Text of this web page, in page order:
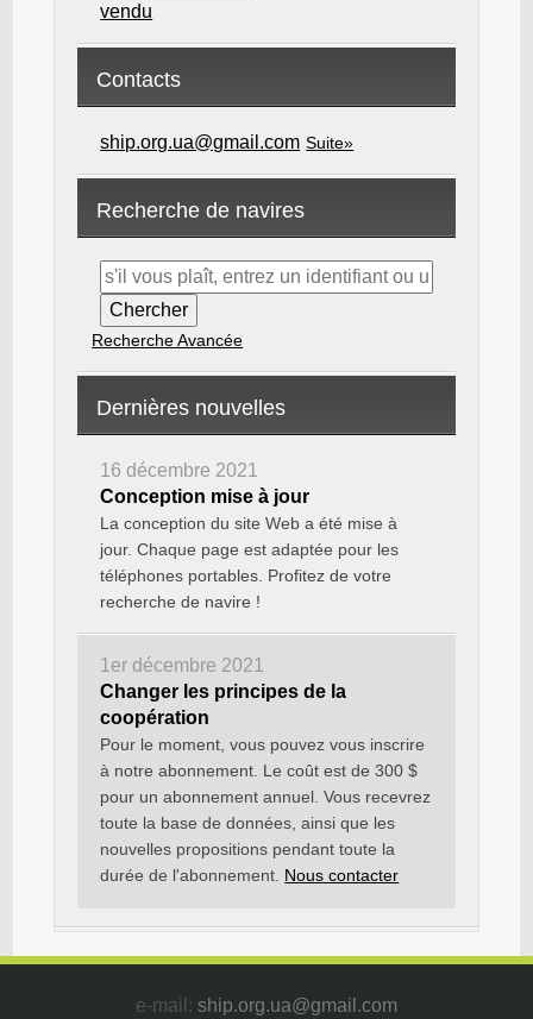
vendu
Contacts
ship.org.ua@gmail.com Suite»
Recherche de navires
Recherche Avancée
Dernières nouvelles
16 décembre 2021
Conception mise à jour
La conception du site Web a été mise à
jour. Chaque page est adaptée pour les
téléphones portables. Profitez de votre
recherche de navire !
1er décembre 2021
Changer les principes de la
coopération
Pour le moment, vous pouvez vous inscrire
à notre abonnement. Le coût est de 300 $
pour un abonnement annuel. Vous recevrez
toute la base de données, ainsi que les
nouvelles propositions pendant toute la
durée de l'abonnement. Nous contacter
e-mail: ship.org.ua@gmail.com